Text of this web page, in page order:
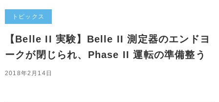
トピックス
【Belle II 実験】Belle II 測定器のエンドヨ
ークが閉じられ、Phase II 運転の準備整う
2018年2月14日